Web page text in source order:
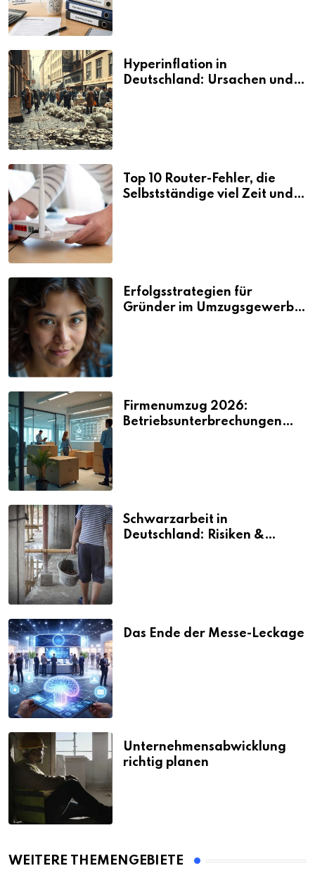
Hyperinflation in
Deutschland: Ursachen und
Top 10 Router-Fehler, die
Selbstständige viel Zeit und
Erfolgsstrategien für
Gründer im Umzugsgewerbe
Firmenumzug 2026:
Betriebsunterbrechungen
Schwarzarbeit in
Deutschland: Risiken &
Das Ende der Messe-Leckage
Unternehmensabwicklung
richtig planen
WEITERE THEMENGEBIETE